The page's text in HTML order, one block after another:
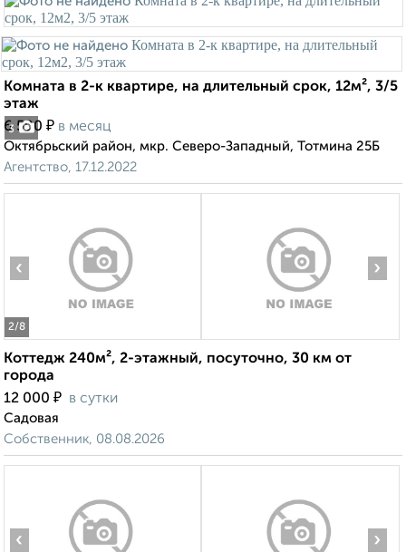
3
Комната в 2-к квартире, на длительный срок, 12м², 3/5
этаж
6 500 ₽ в месяц
Октябрьский район, мкр. Северо-Западный, Тотмина 25Б
Агентство, 17.12.2022
2/8
‹ ›
Коттедж 240м², 2-этажный, посуточно, 30 км от
города
12 000 ₽ в сутки
Садовая
Собственник, 08.08.2026
‹ ›